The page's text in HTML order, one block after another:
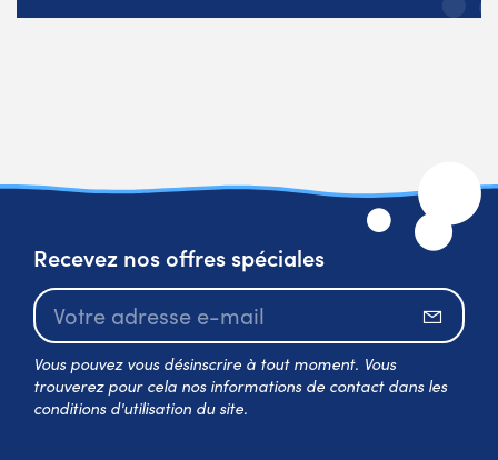
Recevez nos offres spéciales
Vous pouvez vous désinscrire à tout moment. Vous
trouverez pour cela nos informations de contact dans les
conditions d'utilisation du site.